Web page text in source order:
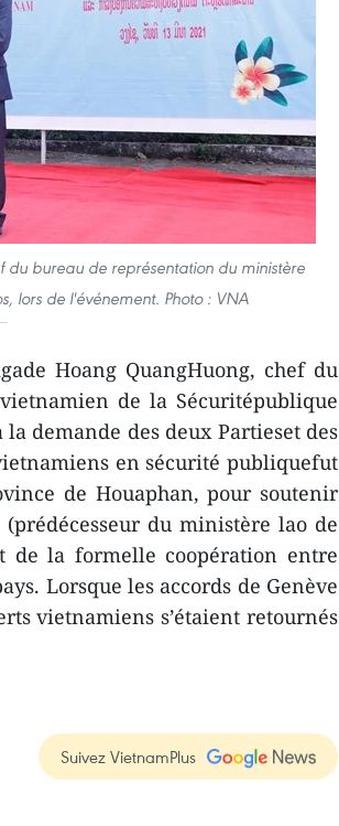
bureau de représentation du ministère
lors de l'événement. Photo : VNA
Hoang QuangHuong, chef du
de la Sécuritépublique
demande des deux Partieset des
en sécurité publiquefut
de Houaphan, pour soutenir
du ministère lao de
de la formelle coopération entre
Lorsque les accords de Genève
vietnamiens s’étaient retournés
Suivez VietnamPlus